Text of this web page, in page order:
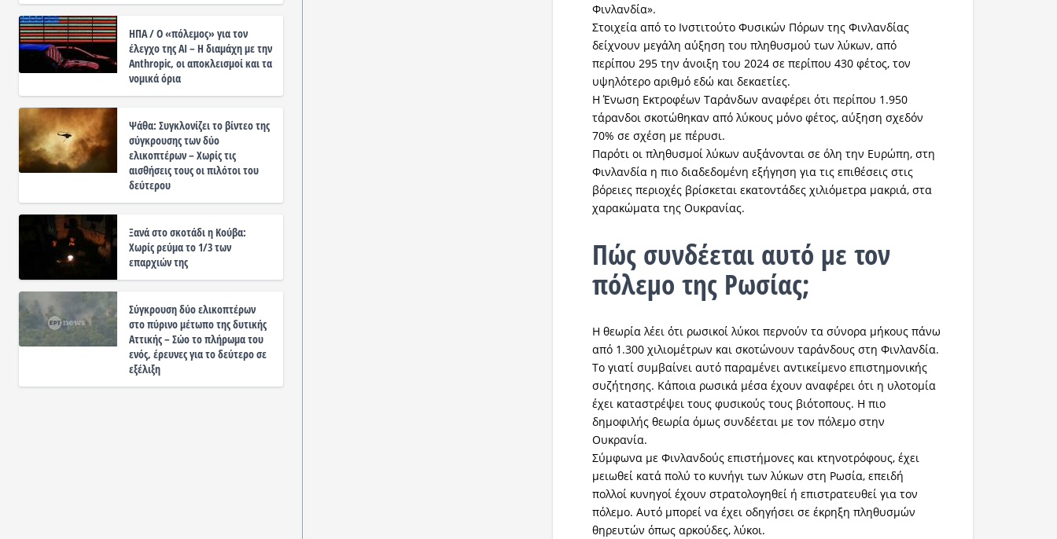
Φινλανδία».
Στοιχεία από το Ινστιτούτο Φυσικών Πόρων της Φινλανδίας
δείχνουν μεγάλη αύξηση του πληθυσμού των λύκων, από
περίπου 295 την άνοιξη του 2024 σε περίπου 430 φέτος, τον
υψηλότερο αριθμό εδώ και δεκαετίες.
Η Ένωση Εκτροφέων Ταράνδων αναφέρει ότι περίπου 1.950
τάρανδοι σκοτώθηκαν από λύκους μόνο φέτος, αύξηση σχεδόν
70% σε σχέση με πέρυσι.
Παρότι οι πληθυσμοί λύκων αυξάνονται σε όλη την Ευρώπη, στη
Φινλανδία η πιο διαδεδομένη εξήγηση για τις επιθέσεις στις
βόρειες περιοχές βρίσκεται εκατοντάδες χιλιόμετρα μακριά, στα
χαρακώματα της Ουκρανίας.
Πώς συνδέεται αυτό με τον
πόλεμο της Ρωσίας;
Η θεωρία λέει ότι ρωσικοί λύκοι περνούν τα σύνορα μήκους πάνω
από 1.300 χιλιομέτρων και σκοτώνουν ταράνδους στη Φινλανδία.
Το γιατί συμβαίνει αυτό παραμένει αντικείμενο επιστημονικής
συζήτησης. Κάποια ρωσικά μέσα έχουν αναφέρει ότι η υλοτομία
έχει καταστρέψει τους φυσικούς τους βιότοπους. Η πιο
δημοφιλής θεωρία όμως συνδέεται με τον πόλεμο στην
Ουκρανία.
Σύμφωνα με Φινλανδούς επιστήμονες και κτηνοτρόφους, έχει
μειωθεί κατά πολύ το κυνήγι των λύκων στη Ρωσία, επειδή
πολλοί κυνηγοί έχουν στρατολογηθεί ή επιστρατευθεί για τον
πόλεμο. Αυτό μπορεί να έχει οδηγήσει σε έκρηξη πληθυσμών
θηρευτών όπως αρκούδες, λύκοι.
ΗΠΑ / Ο «πόλεμος» για τον
έλεγχο της ΑΙ – Η διαμάχη με την
Anthropic, οι αποκλεισμοί και τα
νομικά όρια
Ψάθα: Συγκλονίζει το βίντεο της
σύγκρουσης των δύο
ελικοπτέρων – Χωρίς τις
αισθήσεις τους οι πιλότοι του
δεύτερου
Ξανά στο σκοτάδι η Κούβα:
Χωρίς ρεύμα το 1/3 των
επαρχιών της
Σύγκρουση δύο ελικοπτέρων
στο πύρινο μέτωπο της δυτικής
Αττικής – Σώο το πλήρωμα του
ενός, έρευνες για το δεύτερο σε
εξέλιξη